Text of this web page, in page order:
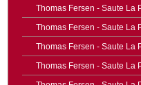
Thomas Fersen - Saute La
Thomas Fersen - Saute La
Thomas Fersen - Saute La
Thomas Fersen - Saute La